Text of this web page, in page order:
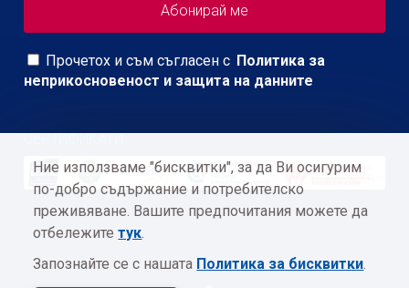
Прочетох и съм съгласен с Политика за
неприкосновеност и защита на данните
СЕРТИФИКАТИ
Ние използваме "бисквитки", за да Ви осигурим
по-добро съдържание и потребителско
преживяване. Вашите предпочитания можете да
отбележитетук.
Запознайте се с нашата Политика за бисквитки.